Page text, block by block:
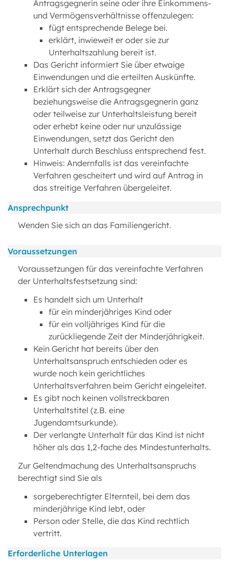
Antragsgegnerin seine oder ihre Einkommens-
und Vermögensverhältnisse offenzulegen:
fügt entsprechende Belege bei.
erklärt, inwieweit er oder sie zur
Unterhaltszahlung bereit ist.
Das Gericht informiert Sie über etwaige
Einwendungen und die erteilten Auskünfte.
Erklärt sich der Antragsgegner
beziehungsweise die Antragsgegnerin ganz
oder teilweise zur Unterhaltsleistung bereit
oder erhebt keine oder nur unzulässige
Einwendungen, setzt das Gericht den
Unterhalt durch Beschluss entsprechend fest.
Hinweis: Andernfalls ist das vereinfachte
Verfahren gescheitert und wird auf Antrag in
das streitige Verfahren übergeleitet.
Ansprechpunkt
Wenden Sie sich an das Familiengericht.
Voraussetzungen
Voraussetzungen für das vereinfachte Verfahren
der Unterhaltsfestsetzung sind:
Es handelt sich um Unterhalt
für ein minderjähriges Kind oder
für ein volljähriges Kind für die
zurückliegende Zeit der Minderjährigkeit.
Kein Gericht hat bereits über den
Unterhaltsanspruch entschieden oder es
wurde noch kein gerichtliches
Unterhaltsverfahren beim Gericht eingeleitet.
Es gibt noch keinen vollstreckbaren
Unterhaltstitel (z.B. eine
Jugendamtsurkunde).
Der verlangte Unterhalt für das Kind ist nicht
höher als das 1,2-fache des Mindestunterhalts.
Zur Geltendmachung des Unterhaltsanspruchs
berechtigt sind Sie als
sorgeberechtigter Elternteil, bei dem das
minderjährige Kind lebt, oder
Person oder Stelle, die das Kind rechtlich
vertritt.
Erforderliche Unterlagen